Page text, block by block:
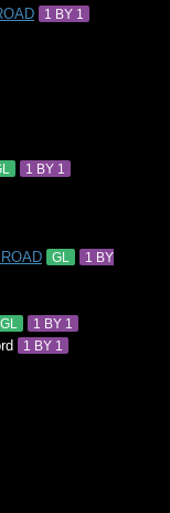
1 BY 1
1 BY 1
GL
1 BY
GL 1 BY 1
1 BY 1